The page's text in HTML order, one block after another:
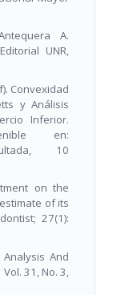
A.
UNR,
Convexidad
y Análisis
Inferior.
en:
10
on the
of its
27(1):
Analysis And
31, No. 3,